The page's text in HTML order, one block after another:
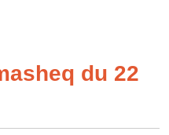
du 22